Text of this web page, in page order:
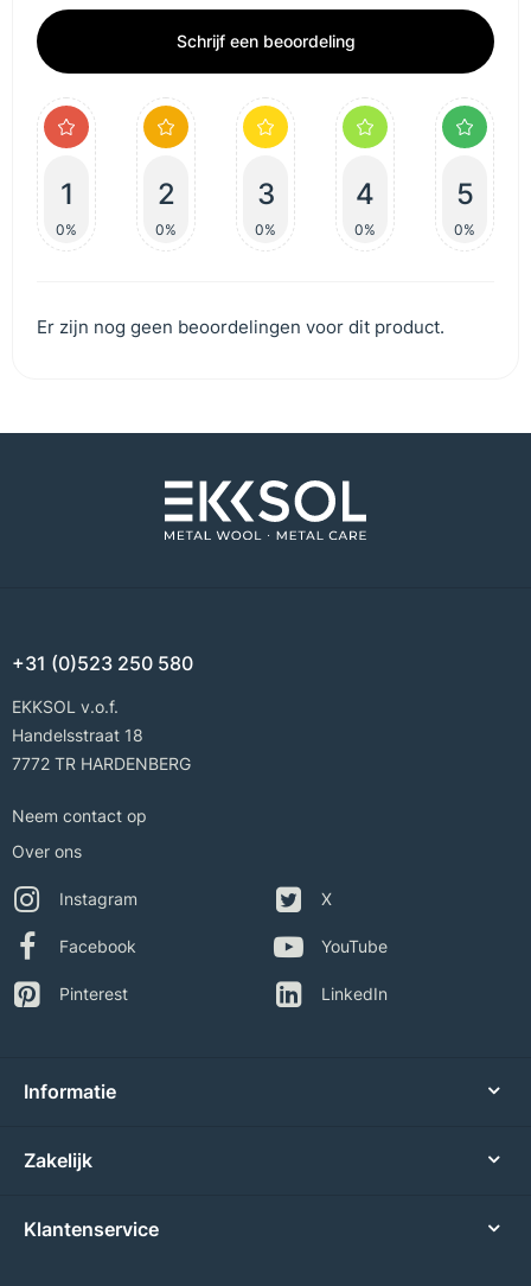
Schrijf een beoordeling
1
0%
2
0%
3
0%
4
0%
5
0%
Er zijn nog geen beoordelingen voor dit product.
+31 (0)523 250 580
EKKSOL v.o.f.
Handelsstraat 18
7772 TR HARDENBERG
Neem contact op
Over ons
Instagram
Facebook
Pinterest
X
YouTube
LinkedIn
Informatie
Zakelijk
Klantenservice